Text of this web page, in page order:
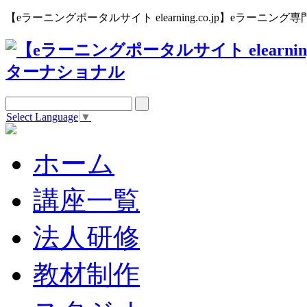
【eラーニングポータルサイト elearning.co.jp】eラーニング
Select Language ▼
ホーム
講座一覧
法人研修
教材制作